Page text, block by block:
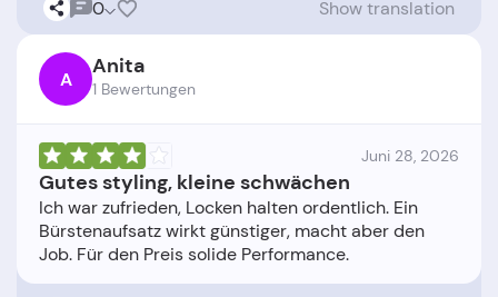
0 Show translation
A Anita
1 Bewertungen
Juni 28, 2026
Gutes styling, kleine schwächen
Ich war zufrieden, Locken halten ordentlich. Ein
Bürstenaufsatz wirkt günstiger, macht aber den